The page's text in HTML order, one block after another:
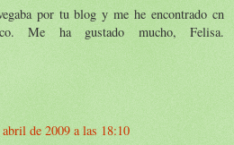
por tu blog y me he encontrado cn
Me ha gustado mucho, Felisa.
abril de 2009 a las 18:10